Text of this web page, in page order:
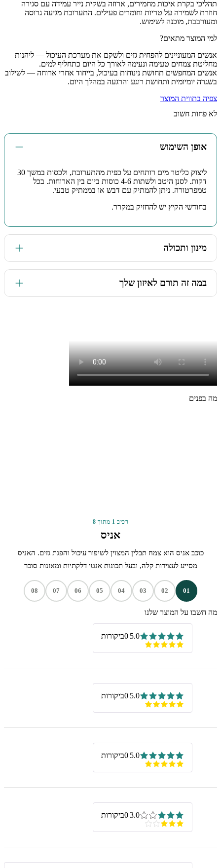
תהליכי בקרת איכות מחמירים, ארוזה בשקית נייר עמידה עם סגירה
חוזרת לשמירה על טריות וחומרים פעילים. התערובת מגיעה גרוסה
ומעורבבת, מוכנה לשימוש.
למי המוצר מתאים?
אנשים המעוניינים להפחית גזים ולשקם את מערכת העיכול — ליהנות
מחליטת צמחים טעימה ונעימה לאורך כל היום כתחליף למים.
אנשים המחפשים תחושת נינוחות בעיכול, בייחוד אחרי ארוחה — לשילוב
בשגרה יומיומית ותחושת רוגע והרגעה במהלך היום.
צפיה בתווית המוצר
לא פחות חשוב
אופן השימוש
ליצוק כליטר מים רותחים על כפית מהתערובת, ולכסות במשך 30
דקות. לסנן היטב ולשתות 4-6 כוסות ביום בין הארוחות. בכל
טמפרטורה. ניתן להמתיק עם דבש או בממתיק טבעי.
בחודשי הקיץ יש להחזיק במקרר.
מינון ותכולה
במה זה תורם לאיזון שלך
מה בפנים
רכיב 1 מתוך 8
אניס
כוכב אניס הוא צמח תבלין המצוין לשיפור עיכול והפגת גזים. האניס
מסייע לעצירות קלה, ובעל תכונות אנטי דלקתיות ומאזנות סוכר
01
02
03
04
05
06
07
08
מה חשבו על המוצר שלנו
5.0
|
0ביקורות
5.0
|
0ביקורות
5.0
|
0ביקורות
3.0
|
0ביקורות